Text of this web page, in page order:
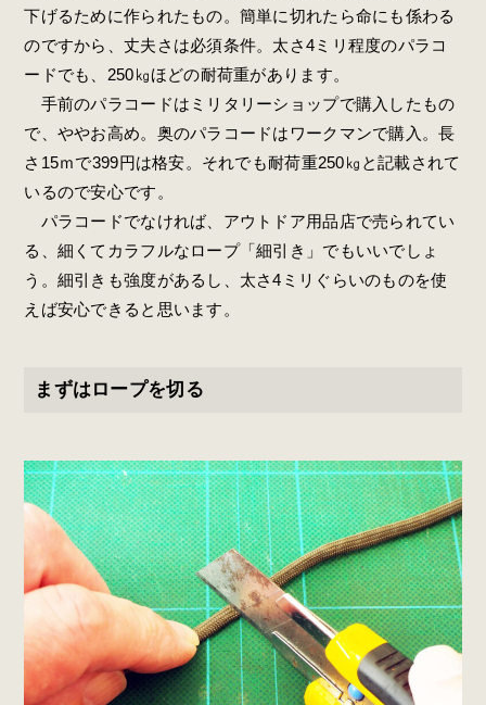
下げるために作られたもの。簡単に切れたら命にも係わる
のですから、丈夫さは必須条件。太さ4ミリ程度のパラコ
ードでも、250㎏ほどの耐荷重があります。
手前のパラコードはミリタリーショップで購入したもの
で、ややお高め。奥のパラコードはワークマンで購入。長
さ15ｍで399円は格安。それでも耐荷重250㎏と記載されて
いるので安心です。
パラコードでなければ、アウトドア用品店で売られてい
る、細くてカラフルなロープ「細引き」でもいいでしょ
う。細引きも強度があるし、太さ4ミリぐらいのものを使
えば安心できると思います。
まずはロープを切る